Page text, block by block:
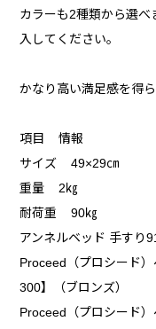
カラーも2種類から選
入してください。
かなり高い満足感を得
項目 情報
サイズ 49×29㎝
重量 2㎏
耐荷重 90㎏
アンネルベッド 手すり
Proceed（プロシード
300】（ブロンズ）
Proceed（プロシード